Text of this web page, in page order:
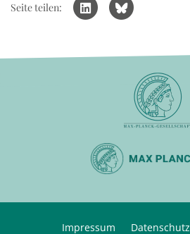
Seite teilen:
Impressum Datenschutz